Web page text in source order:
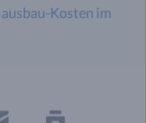
Kosten im